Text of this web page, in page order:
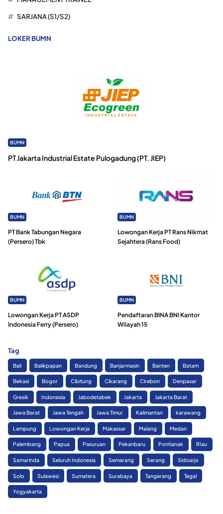
SARJANA (S1/S2)
LOKER BUMN
BUMN
PT Jakarta Industrial Estate Pulogadung (PT. JIEP)
BUMN
PT Bank Tabungan Negara
(Persero) Tbk
BUMN
Lowongan Kerja PT Rans Nikmat
Sejahtera (Rans Food)
BUMN
Lowongan Kerja PT ASDP
Indonesia Ferry (Persero)
BUMN
Pendaftaran BINA BNI Kantor
Wilayah 15
Tag
Bali Balikpapan Bandung Banjarmasin Banten Batam
Bekasi Bogor Cibitung Cikarang Cirebon Denpasar
Gresik Indonesia Jabodetabek Jakarta Jakarta Barat
Jawa Barat Jawa Tengah Jawa Timur Kalimantan karawang
Lampung Lowongan Kerja Makassar Malang Medan
Palembang Papua Pasuruan Pekanbaru Pontianak RIau
Samarinda Seluruh Indonesia Semarang Serang Sidoarjo
Solo Sulawesi Sumatera Surabaya Tangerang Tegal
Yogyakarta